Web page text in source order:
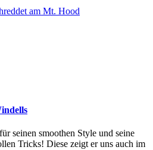
am Mt. Hood
seinen smoothen Style und seine
Tricks! Diese zeigt er uns auch im